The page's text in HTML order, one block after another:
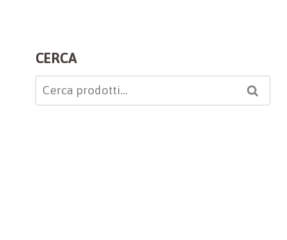
CERCA
Cerca: Cerca